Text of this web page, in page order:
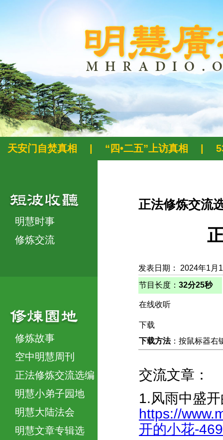
天安门自焚真相 “四•二五”上访真相
明慧时事
修炼交流
修炼故事
空中明慧周刊
正法修炼交流选编
明慧小弟子园地
明慧大陆法会
明慧文章专辑选
正法修炼交流
发表日期： 2024年1月
节目长度： 32分25秒
在线收听
下载
下载方法：按鼠标器右
交流文章：
1.风雨中盛
https://
开的小花-